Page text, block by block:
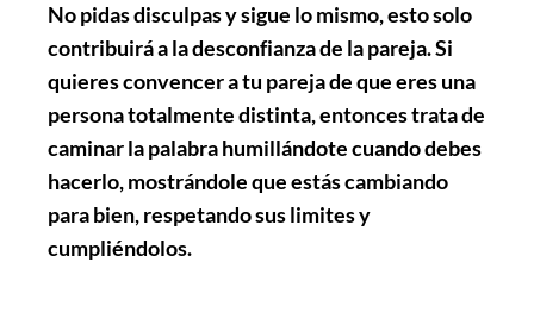
No pidas disculpas y sigue lo mismo, esto solo
contribuirá a la desconfianza de la pareja. Si
quieres convencer a tu pareja de que eres una
persona totalmentedistinta, entonces trata de
caminar la palabra humillándote cuando debes
hacerlo, mostrándole que estás cambiando
para bien, respetando sus limites y
cumpliéndolos.